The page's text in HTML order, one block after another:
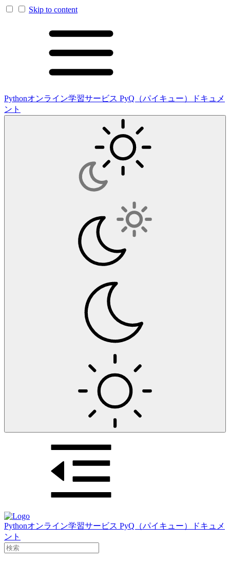
Skip to content
Pythonオンライン学習サービス PyQ（パイキュー）ドキュメ
ント
Pythonオンライン学習サービス PyQ（パイキュー）ドキュメ
ント